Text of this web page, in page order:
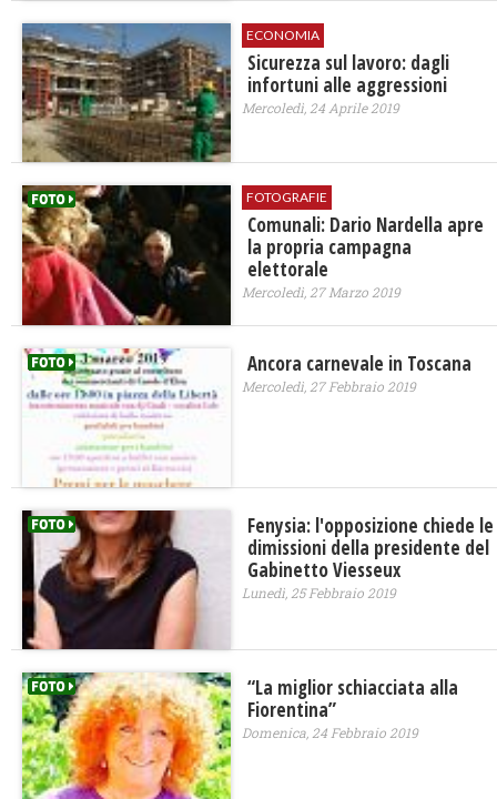
ECONOMIA
Sicurezza sul lavoro: dagli
infortuni alle aggressioni
Mercoledì, 24 Aprile 2019
FOTOGRAFIE
Comunali: Dario Nardella apre
la propria campagna
elettorale
Mercoledì, 27 Marzo 2019
Ancora carnevale in Toscana
Mercoledì, 27 Febbraio 2019
Fenysia: l'opposizione chiede le
dimissioni della presidente del
Gabinetto Viesseux
Lunedì, 25 Febbraio 2019
“La miglior schiacciata alla
Fiorentina”
Domenica, 24 Febbraio 2019